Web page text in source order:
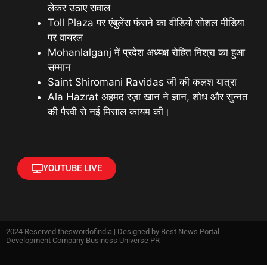
लेकर उठाए सवाल
Toll Plaza पर एंबुलेंस फंसने का वीडियो सोशल मीडिया
पर वायरल
Mohanlalganj में प्रदेश अध्यक्ष रोहित मिश्रा का हुआ
सम्मान
Saint Shiromani Ravidas जी की कलश यात्रा
Ala Hazrat अहमद रज़ा खान ने ज्ञान, शोध और सुन्नत
की पैरवी से नई मिसाल कायम की।
YOUTUBE LIVE
2024 Reserved theswordofindia | Designed by Best News Portal
Development Company Business Universe PR